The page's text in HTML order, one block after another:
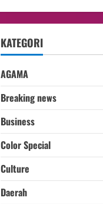
KATEGORI
AGAMA
Breaking news
Business
Color Special
Culture
Daerah